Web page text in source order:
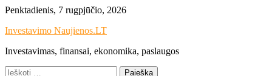
Skip
content
Penktadienis, 7 rugpjūčio, 2026
Investavimo Naujienos.LT
Investavimas, finansai, ekonomika, paslaugos
Ieškoti: